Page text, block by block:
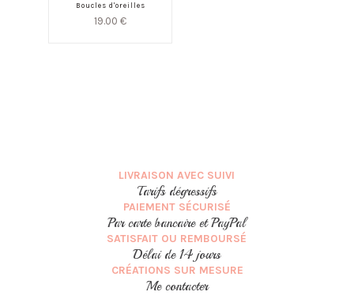
Boucles d'oreilles
19.00 €
LIVRAISON AVEC SUIVI
Tarifs dégressifs
PAIEMENT SÉCURISÉ
Par carte bancaire et PayPal
SATISFAIT OU REMBOURSÉ
Délai de 14 jours
CRÉATIONS SUR MESURE
Me contacter